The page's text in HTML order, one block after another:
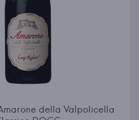
della Valpolicella